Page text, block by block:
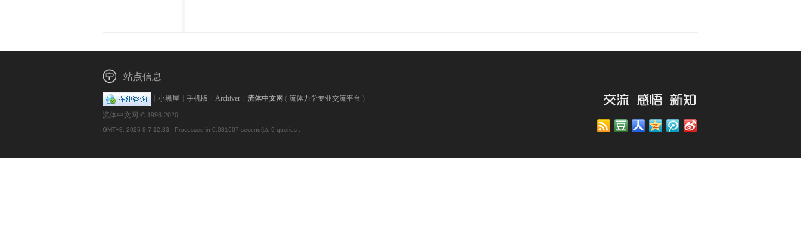
中
站点信息
小黑屋 手机版 Archiver 流体中文网 ( 流体力学专业交流平台 )
流体中文网 © 1998-2020
GMT+8, 2026-8-7 12:33 , Processed in 0.031607 second(s), 9 queries .